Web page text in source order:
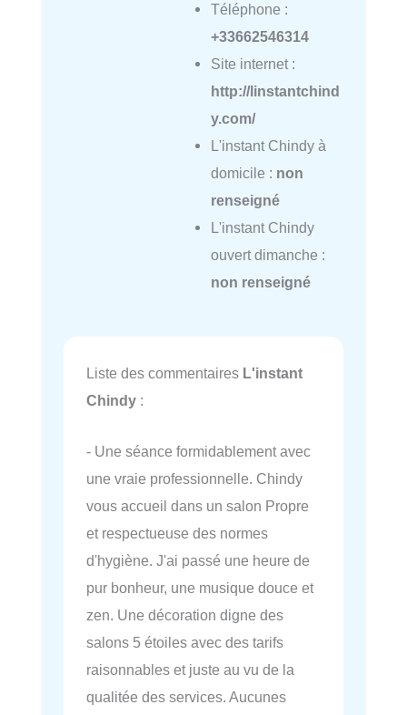
Téléphone :
+33662546314
Site internet :
http://linstantchind
y.com/
L'instant Chindy à
domicile : non
renseigné
L'instant Chindy
ouvert dimanche :
non renseigné
Liste des commentaires L'instant
Chindy :
- Une séance formidablement avec
une vraie professionnelle. Chindy
vous accueil dans un salon Propre
et respectueuse des normes
d'hygiène. J'ai passé une heure de
pur bonheur, une musique douce et
zen. Une décoration digne des
salons 5 étoiles avec des tarifs
raisonnables et juste au vu de la
qualitée des services. Aucunes